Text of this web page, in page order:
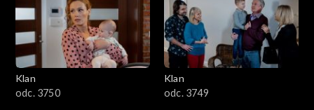
Klan
odc. 3750
Klan
odc. 3749